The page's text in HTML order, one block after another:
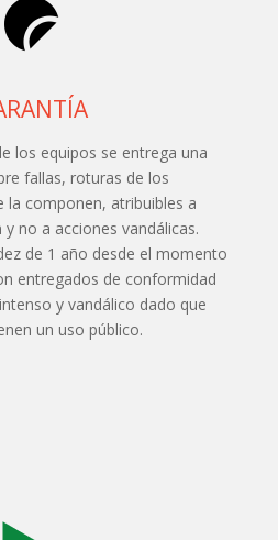
los equipos se entrega una
fallas, roturas de los
la componen, atribuibles a
no a acciones vandálicas.
de 1 año desde el momento
entregados de conformidad
y vandálico dado que
un uso público.